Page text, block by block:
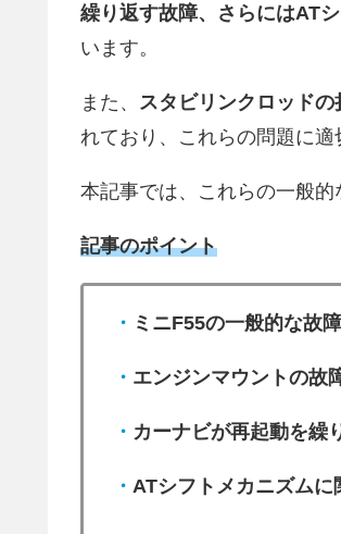
繰り返す故障、さらにはAT
います。
また、 スタビリンクロッドの
れており、これらの問題に
本記事では、これらの一般
記事のポイント
・ ミニF55の一般的な故
・ エンジンマウントの故
・ カーナビが再起動を繰
・ ATシフトメカニズム